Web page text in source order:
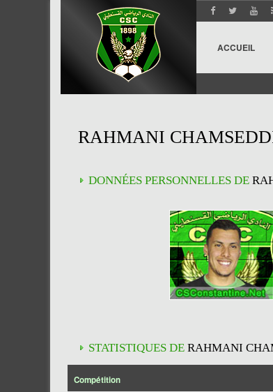
ACCUEIL
RAHMANI
DONNÉES PERSONNELLES DE
STATISTIQUES DE RAHMANI
Compétition